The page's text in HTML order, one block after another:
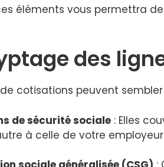
éléments vous permettra
des
de cotisations peuvent
de sécurité sociale : Elles
à celle de votre